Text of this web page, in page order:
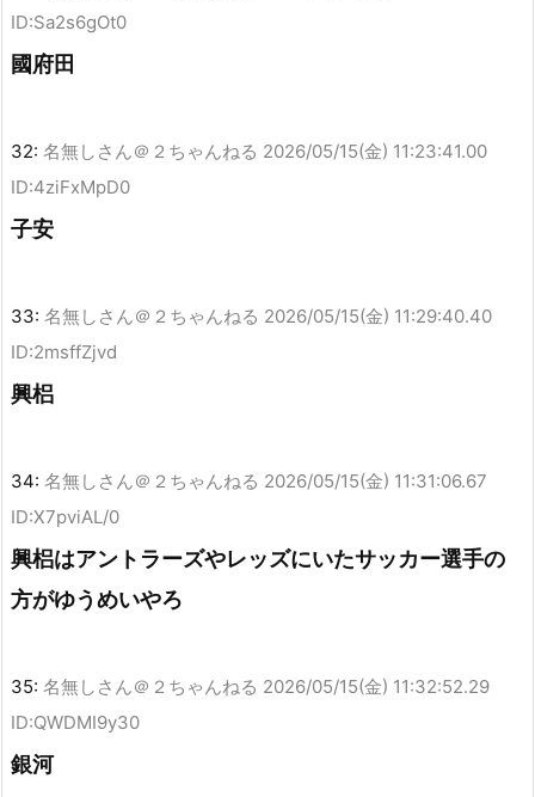
ID:Sa2s6gOt0
國府田
32: 名無しさん＠２ちゃんねる 2026/05/15(金) 11:23:41.00
ID:4ziFxMpD0
子安
33: 名無しさん＠２ちゃんねる 2026/05/15(金) 11:29:40.40
ID:2msffZjvd
興梠
34: 名無しさん＠２ちゃんねる 2026/05/15(金) 11:31:06.67
ID:X7pviAL/0
興梠はアントラーズやレッズにいたサッカー選手の
方がゆうめいやろ
35: 名無しさん＠２ちゃんねる 2026/05/15(金) 11:32:52.29
ID:QWDMI9y30
銀河